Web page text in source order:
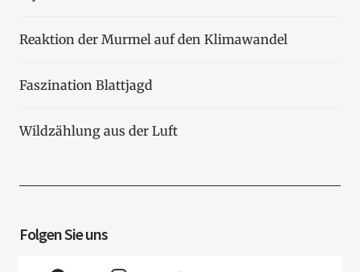
Reaktion der Murmel auf den Klimawandel
Faszination Blattjagd
Wildzählung aus der Luft
Folgen Sie uns